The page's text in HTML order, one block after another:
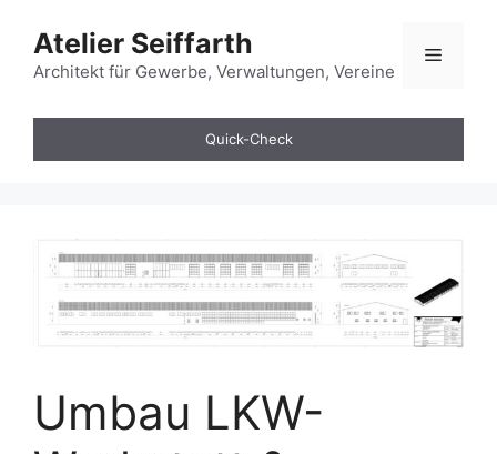
Inhalt
springen
Atelier Seiffarth
Architekt für Gewerbe, Verwaltungen, Vereine
Menü
Quick-Check
Umbau LKW-